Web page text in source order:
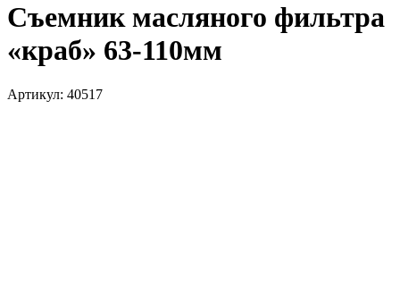
Съемник масляного фильтра
«краб» 63-110мм
Артикул: 40517